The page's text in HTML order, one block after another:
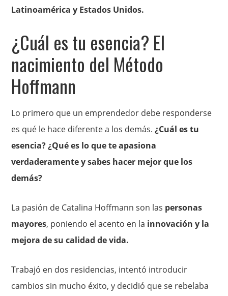
Latinoamérica y Estados Unidos.
¿Cuál es tu esencia? El
nacimiento del Método
Hoffmann
Lo primero que un emprendedor debe responderse
es qué le hace diferente a los demás.¿Cuál es tu
esencia? ¿Qué es lo que te apasiona
verdaderamente y sabes hacer mejor que los
demás?
La pasión de Catalina Hoffmann son las personas
mayores, poniendo el acento en la innovación y la
mejora de su calidad de vida.
Trabajó en dos residencias, intentó introducir
cambios sin mucho éxito, y decidió que se rebelaba